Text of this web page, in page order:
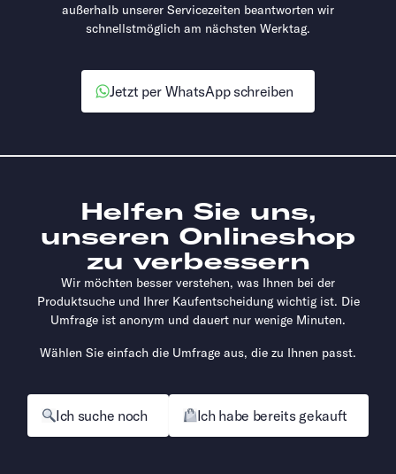
außerhalb unserer Servicezeiten beantworten wir
schnellstmöglich am nächsten Werktag.
Jetzt per WhatsApp schreiben
Helfen Sie uns,
unseren Onlineshop
zu verbessern
Wir möchten besser verstehen, was Ihnen bei der
Produktsuche und Ihrer Kaufentscheidung wichtig ist. Die
Umfrage ist anonym und dauert nur wenige Minuten.
Wählen Sie einfach die Umfrage aus, die zu Ihnen passt.
Ich suche noch Ich habe bereits gekauft